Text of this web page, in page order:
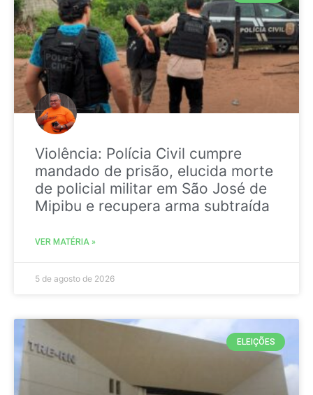
Violência: Polícia Civil cumpre
mandado de prisão, elucida morte
de policial militar em São José de
Mipibu e recupera arma subtraída
VER MATÉRIA »
5 de agosto de 2026
ELEIÇÕES